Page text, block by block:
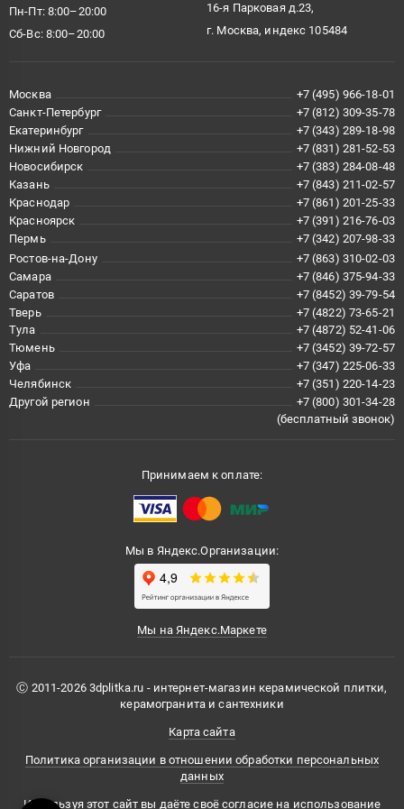
Пн-Пт: 8:00–20:00
Сб-Вс: 8:00–20:00
16-я Парковая д.23,
г. Москва, индекс 105484
Москва
+7 (495) 966-18-01
Санкт-Петербург
+7 (812) 309-35-78
Екатеринбург
+7 (343) 289-18-98
Нижний Новгород
+7 (831) 281-52-53
Новосибирск
+7 (383) 284-08-48
Казань
+7 (843) 211-02-57
Краснодар
+7 (861) 201-25-33
Красноярск
+7 (391) 216-76-03
Пермь
+7 (342) 207-98-33
Ростов-на-Дону
+7 (863) 310-02-03
Самара
+7 (846) 375-94-33
Саратов
+7 (8452) 39-79-54
Тверь
+7 (4822) 73-65-21
Тула
+7 (4872) 52-41-06
Тюмень
+7 (3452) 39-72-57
Уфа
+7 (347) 225-06-33
Челябинск
+7 (351) 220-14-23
Другой регион
+7 (800) 301-34-28
(бесплатный звонок)
Принимаем к оплате:
Мы в Яндекс.Организации:
Мы на Яндекс.Маркете
Ⓒ 2011-2026 3dplitka.ru - интернет-магазин керамической плитки,
керамогранита и сантехники
Карта сайта
Политика организации в отношении обработки персональных
данных
Используя этот сайт вы даёте своё согласие на использование